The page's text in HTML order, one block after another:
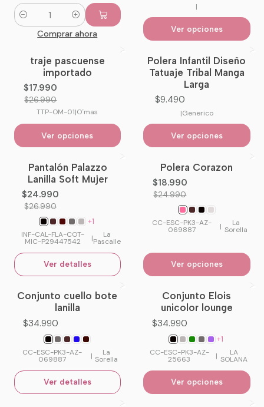
Cantidad
Comprar ahora
|
Ver opciones
-33%OFF
traje pascuense
importado
$17.990
$26.990
TTP-OM-01|O´mas
Ver opciones
Polera Infantil Diseño
Tatuaje Tribal Manga
Larga
$9.490
|Generico
Ver opciones
-7%OFF
No disponible
Pantalón Palazzo
Lanilla Soft Mujer
$24.990
$26.990
+1
INF-CAL-FLA-COT-
MIC-P29447542 | La
Pascalle
Ver detalles
-24%OFF
Polera Corazon
$18.990
$24.990
CC-ESC-PK3-AZ-
069887 | La
Sorella
Ver opciones
No disponible
Conjunto cuello bote
lanilla
$34.990
CC-ESC-PK3-AZ-
069887 | La
Sorella
Ver detalles
Conjunto Elois
unicolor lounge
$34.990
+1
CC-ESC-PK3-AZ-
25663 | LA
SOLANA
Ver opciones